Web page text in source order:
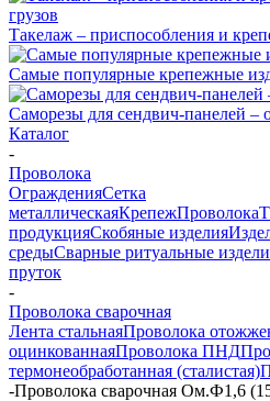
Такелаж – приспособления и
Самые популярные крепежные
Саморезы для сендвич-панелей –
Каталог
-
Проволока
ОгражденияСетка
металлическаяКрепежПроволока
продукцияСкобяные изделия
средыСварные ритуальные
пруток
-
Проволока сварочная
Лента стальнаяПроволока
оцинкованнаяПроволока ПНД
термонеобработанная (сталистая)
-Проволока сварочная Ом.Ф1,6